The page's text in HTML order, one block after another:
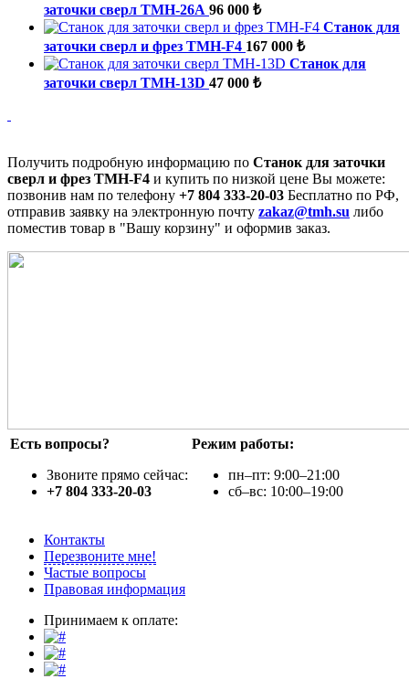
заточки сверл TMH-26A 96 000 ₺
Станок для
заточки сверл и фрез TMH-F4 167 000 ₺
Станок для
заточки сверл TMH-13D 47 000 ₺
Получить подробную информацию по Станок для заточки
сверл и фрез TMH-F4 и купить по низкой цене Вы можете:
позвонив нам по телефону +7 804 333-20-03 Бесплатно по РФ,
отправив заявку на электронную почту zakaz@tmh.su либо
поместив товар в "Вашу корзину" и оформив заказ.
Есть вопросы?
Звоните прямо сейчас:
+7 804 333-20-03
Режим работы:
пн–пт: 9:00–21:00
сб–вс: 10:00–19:00
Контакты
Перезвоните мне!
Частые вопросы
Правовая информация
Принимаем к оплате: